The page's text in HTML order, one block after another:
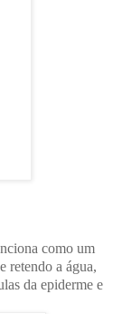
como um
retendo a água,
da epiderme e